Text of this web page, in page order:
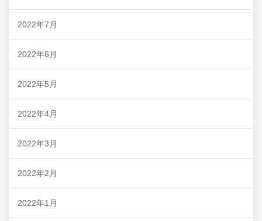
2022年7月
2022年6月
2022年5月
2022年4月
2022年3月
2022年2月
2022年1月